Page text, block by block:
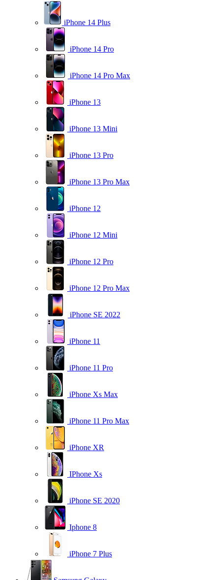
iPhone 14 Plus
iPhone 14 Pro
iPhone 14 Pro Max
iPhone 13
iPhone 13 Mini
iPhone 13 Pro
iPhone 13 Pro Max
iPhone 12
iPhone 12 Mini
iPhone 12 Pro
iPhone 12 Pro Max
iPhone SE 2022
iPhone 11
iPhone 11 Pro
iPhone Xs Max
iPhone 11 Pro Max
iPhone XR
IPhone Xs
iPhone SE 2020
Iphone 8
iPhone 7 Plus